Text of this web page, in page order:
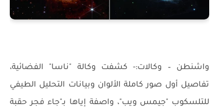
واشنطن – وكالات:- كشفت وكالة "ناسا" الفضائية،
تفاصيل أول صور كاملة الألوان وبيانات التحليل الطيفي
للتلسكوب "جيمس ويب"، واصفة إياها بـ"جاء فجر حقبة